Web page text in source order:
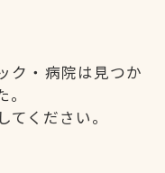
ク・病院は見つか
ください。